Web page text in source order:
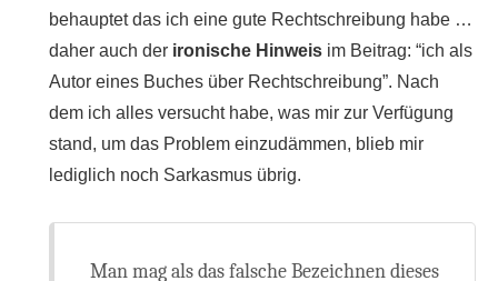
behauptet das ich eine gute Rechtschreibung habe …
daher auch der ironische Hinweis im Beitrag: “ich als
Autor eines Buches über Rechtschreibung”. Nach
dem ich alles versucht habe, was mir zur Verfügung
stand, um das Problem einzudämmen, blieb mir
lediglich noch Sarkasmus übrig.
Man mag als das falsche Bezeichnen dieses